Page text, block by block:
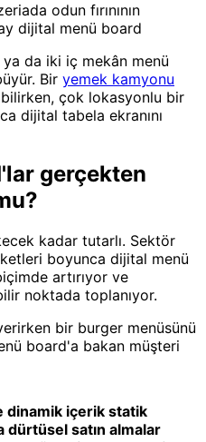
odun fırınının
dijital menü board
da iki iç mekân menü
Bir yemek kamyonu
çok lokasyonlu bir
dijital tabela ekranını
gerçekten
kadar tutarlı. Sektör
boyunca dijital menü
artırıyor ve
noktada toplanıyor.
bir burger menüsünü
board'a bakan müşteri
dinamik içerik statik
dürtüsel satın almalar